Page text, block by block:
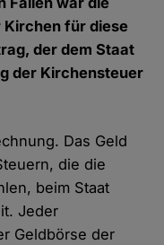
für diese
der dem Staat
der Kirchensteuer
Das Geld
die die
beim Staat
Jeder
Geldbörse der